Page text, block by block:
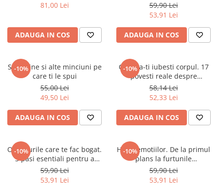
Crestinism
SelfConnect
Vindecare Spirituala
Sanatate
Masaj
Medicina & Farmacie
Medicina Pentru Toti
SealfHealing
81,00 Lei
ADAUGA IN COS
59,90 Lei
53,91 Lei
ADAUGA IN COS
-10%
Sunt bine si alte minciuni pe
care ti le spui
55,00 Lei
49,50 Lei
ADAUGA IN COS
-10%
Cum sa-ti iubesti corpul. 17
povesti reale despre
transformarea rusinii fata de
propriul corp in iubire de sine
58,14 Lei
52,33 Lei
ADAUGA IN COS
-10%
Obiceiurile care te fac bogat.
3 pasi esentiali pentru a
obtine libertatea financiara
59,90 Lei
53,91 Lei
-10%
Harta emotiilor. De la primul
plans la furtunile
adolescentei
59,90 Lei
53,91 Lei